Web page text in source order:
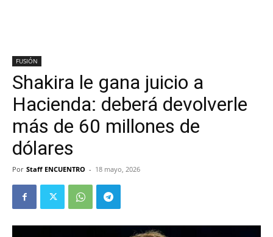
FUSIÓN
Shakira le gana juicio a
Hacienda: deberá devolverle
más de 60 millones de
dólares
Por Staff ENCUENTRO - 18 mayo, 2026